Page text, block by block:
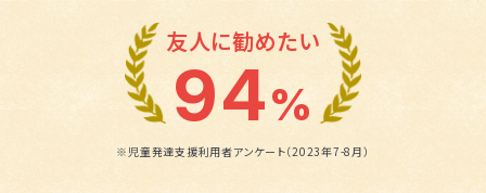
友人に勧めたい
94%
※児童発達支援利用者アンケート（2023年7-8月）